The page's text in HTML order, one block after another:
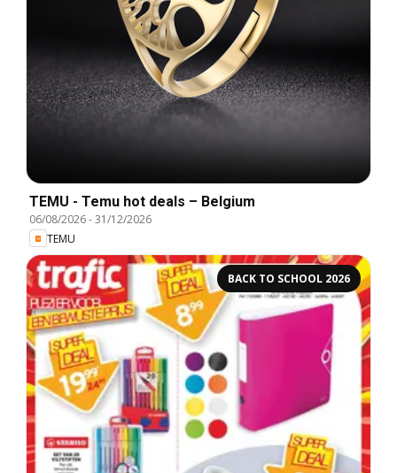
TEMU - Temu hot deals – Belgium
06/08/2026-31/12/2026
TEMU
BACK TO SCHOOL 2026